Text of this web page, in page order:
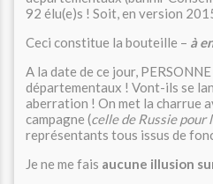
92 élu(e)s ! Soit, en version
Ceci constitue la bouteille – à
A la date de ce jour,
départementaux ! Vont-ils se
aberration ! On met la charrue
campagne (celle de Russie
représentants tous issus de
Je ne me fais aucune illusion